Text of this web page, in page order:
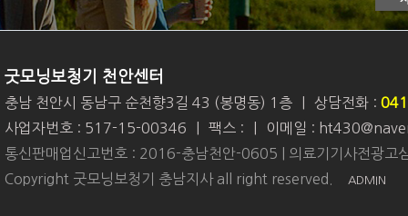
굿모닝보청기 천안센터
충남 천안시 동남구 순천향3길 43 (봉명동) 1층 상담전화 :
사업자번호 : 517-15-00346
팩스 :
이메일 :
통신판매업신고번호 : 2016-충남천안-0605 | 의료기기사전광고
Copyright 굿모닝보청기 충남지사 all right reserved.
ADMIN